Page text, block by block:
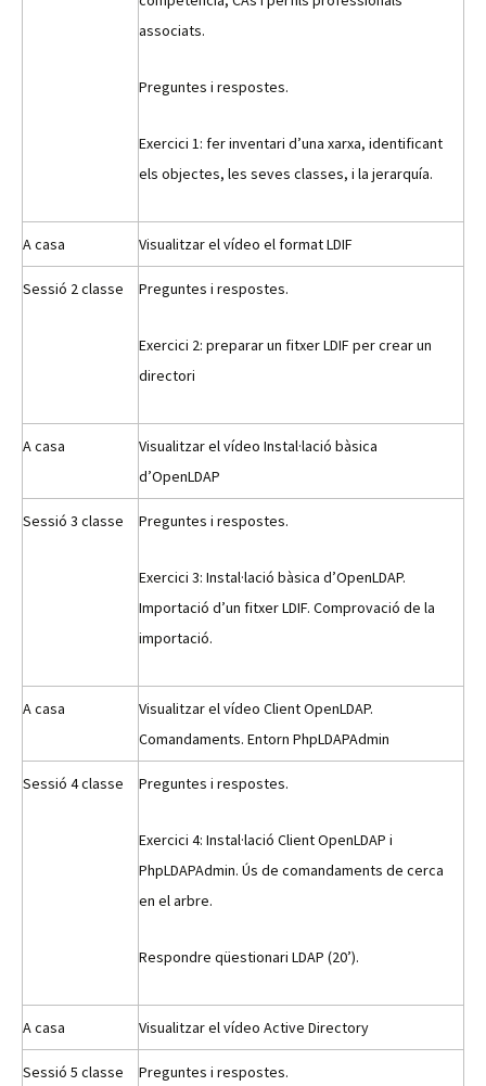
associats.
Preguntes i respostes.
Exercici 1: fer inventari d’una xarxa, identificant
els objectes, les seves classes, i la jerarquía.
A casa Visualitzar el vídeo el format LDIF
Sessió 2 classe Preguntes i respostes.
Exercici 2: preparar un fitxer LDIF per crear un
directori
A casa
Visualitzar el vídeo Instal·lació bàsica
d’OpenLDAP
Sessió 3 classe Preguntes i respostes.
Exercici 3: Instal·lació bàsica d’OpenLDAP.
Importació d’un fitxer LDIF. Comprovació de la
importació.
A casa
Visualitzar el vídeo Client OpenLDAP.
Comandaments. Entorn PhpLDAPAdmin
Sessió 4 classe Preguntes i respostes.
Exercici 4: Instal·lació Client OpenLDAP i
PhpLDAPAdmin. Ús de comandaments de cerca
en el arbre.
Respondre qüestionari LDAP (20’).
A casa Visualitzar el vídeo Active Directory
Sessió 5 classe Preguntes i respostes.